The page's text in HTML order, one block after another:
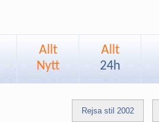
Allt
Nytt
Allt
24h
Rejsa stil 2002